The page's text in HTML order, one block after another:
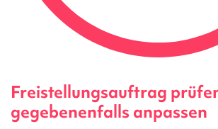
Freistellungsauftrag
gegebenenfalls anpassen